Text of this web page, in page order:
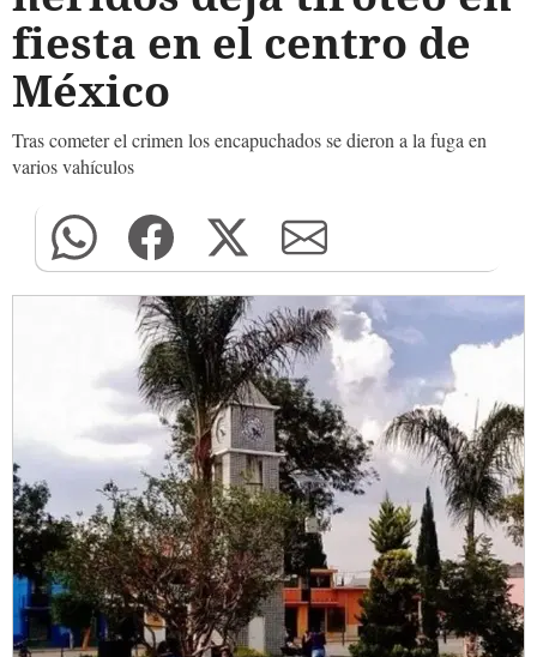
fiesta en el centro de
México
Tras cometer el crimen los encapuchados se dieron a la fuga en
varios vahículos